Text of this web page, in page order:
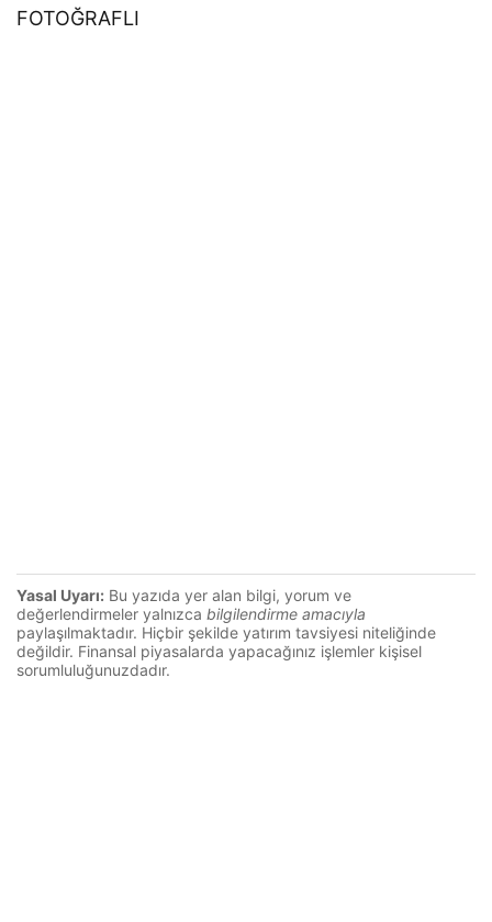
FOTOĞRAFLI
Yasal Uyarı: Bu yazıda yer alan bilgi, yorum ve
değerlendirmeler yalnızca bilgilendirme amacıyla
paylaşılmaktadır. Hiçbir şekilde yatırım tavsiyesi niteliğinde
değildir. Finansal piyasalarda yapacağınız işlemler kişisel
sorumluluğunuzdadır.